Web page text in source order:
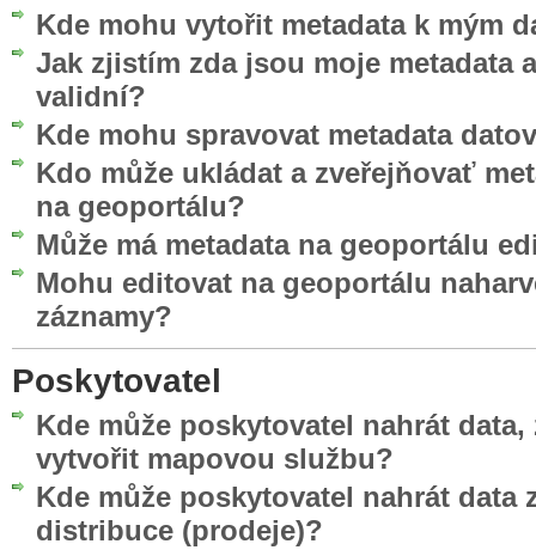
Kde mohu vytořit metadata k mým
Jak zjistím zda jsou moje metadata
validní?
Kde mohu spravovat metadata
Kdo může ukládat a zveřejňovať
na geoportálu?
Může má metadata na geoportálu
Mohu editovat na geoportálu
záznamy?
Poskytovatel
Kde může poskytovatel nahrát data,
vytvořit mapovou službu?
Kde může poskytovatel nahrát data
distribuce (prodeje)?